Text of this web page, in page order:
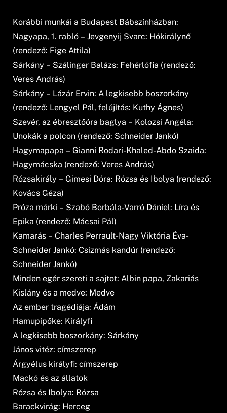
Korábbi munkái a Budapest Bábszínházban:
Nagyapa, 1. rabló – Jevgenyij Svarc: Hókirálynő
(rendező: Fige Attila)
Sárkány – Szálinger Balázs: Fehérlófia (rendező:
Veres András)
Sárkány – Lázár Ervin: A legkisebb boszorkány
(rendező: Lengyel Pál, felújítás: Kuthy Ágnes)
Szevér, az ébresztőóra baglya – Kolozsi Angéla:
Unokák a polcon (rendező: Schneider Jankó)
Hagymapapa – Gianni Rodari-Khaled-Abdo Szaida:
Hagymácska (rendező: Veres András)
Rózsakirály – Gimesi Dóra: Rózsa és Ibolya (rendező:
Kovács Géza)
Próza márki – Szabó Borbála-Varró Dániel: Líra és
Epika (rendező: Mácsai Pál)
Kamarás – Charles Perrault-Nagy Viktória Éva-
Schneider Jankó: Csizmás kandúr (rendező:
Schneider Jankó)
Minden egér szereti a sajtot: Albin papa, Zakariás
Kislány és a medve: Medve
Az ember tragédiája: Ádám
Hamupipőke: Királyfi
A legkisebb boszorkány: Sárkány
János vitéz: címszerep
Árgyélus királyfi: címszerep
Mackó és az állatok
Rózsa és Ibolya: Rózsa
Barackvirág: Herceg